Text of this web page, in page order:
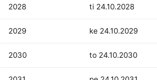
2028 ti 24.10.2028
2029 ke 24.10.2029
2030 to 24.10.2030